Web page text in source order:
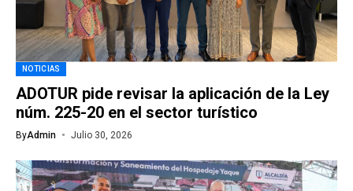
NOTICIAS
ADOTUR pide revisar la aplicación de la Ley
núm. 225-20 en el sector turístico
ByAdmin Julio 30, 2026